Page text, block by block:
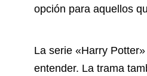
opción para aquellos
La serie «Harry
entender. La trama